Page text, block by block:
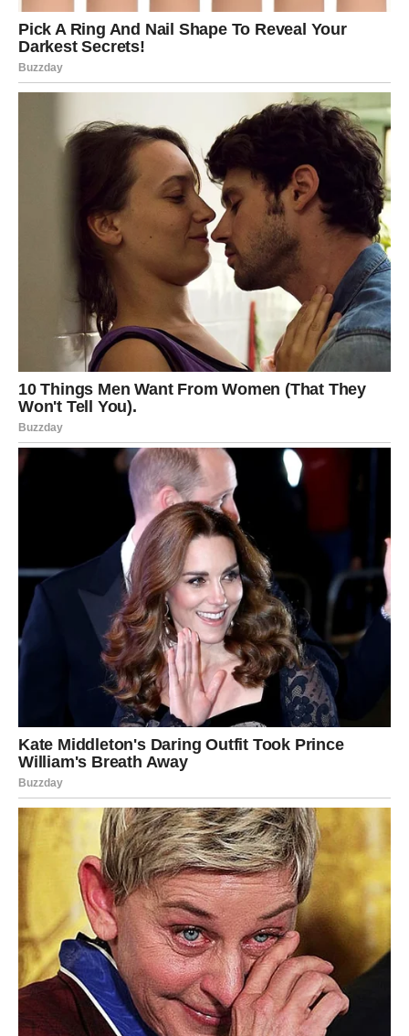
Vage su u prethodnim godinama prošle kroz teške
lekcije:
neravnoteža u odnosima, nepravda na poslu, osećaj da se
sve ruši, borba sa ljudima koji su ih iscrpljivali.
Ali Vaga nikad ne skreće sa puta dobrote.
I zato je univerzum baš nju odabrao za veliku nagradu do
kraja 2025.
Konačno – pravda!
Sve ono što je Vaga radila iskreno i pošteno sada joj se
vraća.
Ljudi koji su je povredili — dobiće karamske lekcije, a
Vaga se oslobađa tereta.
Ulazi u period gde su:
odnosi čisti,
energije stabilnije.
Vaga ulazi u balans koji dugo čeka.
Ljubav koja donosi mir
Do kraja 2025. Vage ulaze u najlepšu ljubavnu fazu
Ovo je ljubav koja:
vraća osmeh,
donosi sigurnost,
stabilizuje sve što je dugo bilo klimavo.
Slobodne Vage upoznaće osobu koja ispunjava sve ono
što su mislile da ne postoji.
Zauzete – rešavaju konflikte i prelaze na viši nivo.
Profesionalni preokret